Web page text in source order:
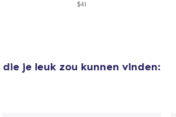
$41
die je leuk zou kunnen vinden: